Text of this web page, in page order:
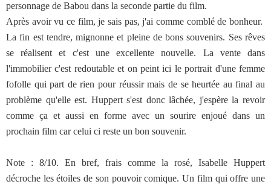
personnage de Babou dans la seconde partie du film.
Après avoir vu ce film, je sais pas, j'ai comme comblé de bonheur.
La fin est tendre, mignonne et pleine de bons souvenirs. Ses rêves
se réalisent et c'est une excellente nouvelle. La vente dans
l'immobilier c'est redoutable et on peint ici le portrait d'une femme
fofolle qui part de rien pour réussir mais de se heurtée au final au
problème qu'elle est. Huppert s'est donc lâchée, j'espère la revoir
comme ça et aussi en forme avec un sourire enjoué dans un
prochain film car celui ci reste un bon souvenir.
Note : 8/10. En bref, frais comme la rosé, Isabelle Huppert
décroche les étoiles de son pouvoir comique. Un film qui offre une